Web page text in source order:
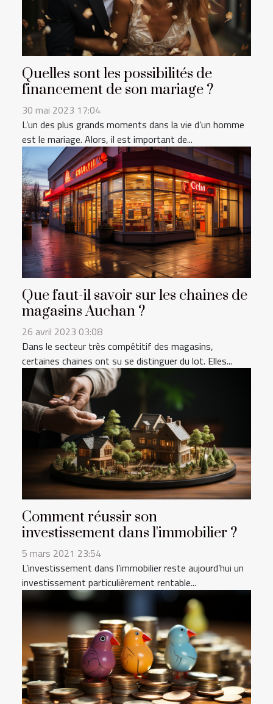
Quelles sont les possibilités de
financement de son mariage ?
30 mai 2023 17:04
L’un des plus grands moments dans la vie d’un homme
est le mariage. Alors, il est important de...
Que faut-il savoir sur les chaines de
magasins Auchan ?
26 avril 2023 03:08
Dans le secteur très compétitif des magasins,
certaines chaines ont su se distinguer du lot. Elles...
Comment réussir son
investissement dans l'immobilier ?
5 mars 2021 23:54
L’investissement dans l’immobilier reste aujourd’hui un
investissement particulièrement rentable...